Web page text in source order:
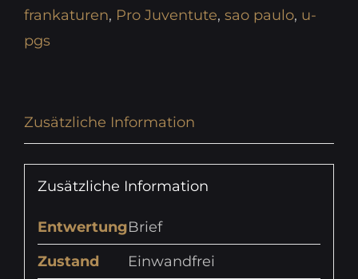
frankaturen, Pro Juventute, sao paulo, u-
pgs
Zusätzliche Information
Zusätzliche Information
EntwertungBrief
Zustand
Einwandfrei